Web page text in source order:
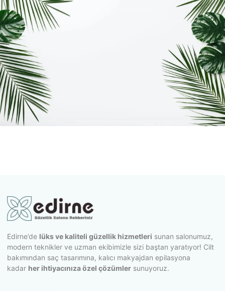
Edirne’de lüks ve kaliteli güzellik hizmetleri sunan salonumuz,
modern teknikler ve uzman ekibimizle sizi baştan yaratıyor! Cilt
bakımından saç tasarımına, kalıcı makyajdan epilasyona
kadar her ihtiyacınıza özel çözümler sunuyoruz.